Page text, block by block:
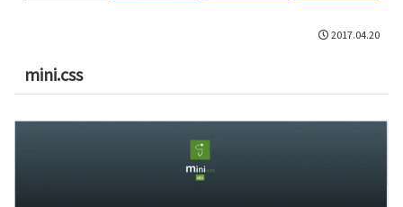
2017.04.20
mini.css